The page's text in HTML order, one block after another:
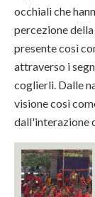
occhiali che
percezione
presente così
attraverso i
coglierli. Dalle
visione così
dall'interazione